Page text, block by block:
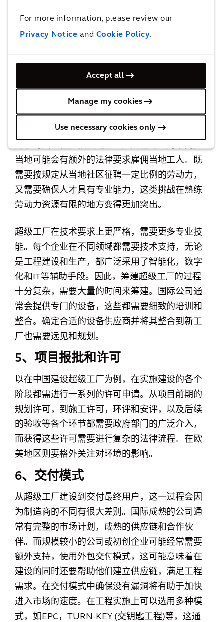
For more information, please review our
Privacy Notice and Cookie Policy.
Accept all
Manage my cookies
Use necessary cookies only
订合理的项目实施方案，包括设计、采购、施
工、材料、物流和劳动力供应等各个方面。以承
管理和有效的协调，又能保持合理的竞争机制。
这对于跨地区和跨国家的项目实施尤其重要，过
去中国企业在走出去的过程中有太多的惨痛教
训。
当地可能会有额外的法律要求雇佣当地工人。既
需要按规定从当地社区征聘一定比例的劳动力，
又需要确保人才具有专业能力，这类挑战在熟练
劳动力资源有限的地方变得更加突出。
超级工厂在技术要求上更严格，需要更多专业技
能。每个企业在不同领域都需要技术支持，无论
是工程建设和生产，都广泛采用了智能化，数字
化和IT等辅助手段。因此，筹建超级工厂的过程
十分复杂，需要大量的时间来筹建。国际公司通
常会提供专门的设备，这些都需要细致的培训和
整合。确定合适的设备供应商并将其整合到新工
厂也需要远见和规划。
5、项目报批和许可
以在中国建设超级工厂为例，在实施建设的各个
阶段都需进行一系列的许可申请。从项目前期的
规划许可，到施工许可，环评和安评，以及后续
的验收等各个环节都需要政府部门的广泛介入，
而获得这些许可需要进行复杂的法律流程。在欧
美地区则要格外关注对环境的影响。
6、交付模式
从超级工厂建设到交付最终用户，这一过程会因
为制造商的不同有很大差别。国际成熟的公司通
常有完整的市场计划，成熟的供应链和合作伙
伴。而规模较小的公司或初创企业可能经常需要
额外支持，使用外包交付模式，这可能意味着在
建设的同时还要帮助他们建立供应链，满足工程
需求。在交付模式中确保没有漏洞将有助于加快
进入市场的速度。在工程实施上可以选用多种模
式，如EPC，TURN-KEY (交钥匙工程)等，这通